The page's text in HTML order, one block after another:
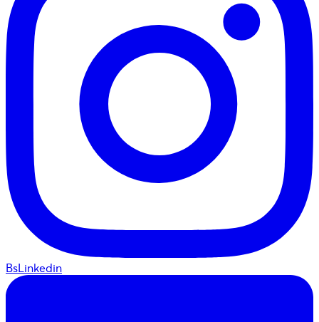
BsLinkedin